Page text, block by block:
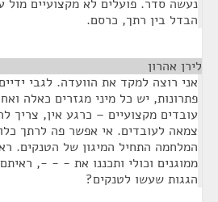
נעשה סדר. פועלים לא מקצועיים מול
הבדל בין רתך, כרסם.
לירן אהרון
אני רוצה למקד את הוועדה. לגבי
פתרונות, יש כל מיני מגזרים כאלה
עובדים מקצועיים – כרגע אין, צריך
צמאה לעובדים. אי אפשר פה לרתך
המלחמה התחיל המיגון של הטנקים.
ממוגנים וכולי ותכננו את - - -,
הגגות שעשו לטנקים?